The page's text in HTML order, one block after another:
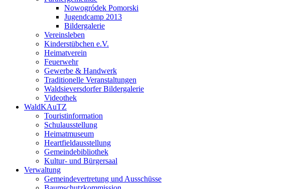
Nowogródek Pomorski
Jugendcamp 2013
Bildergalerie
Vereinsleben
Kinderstübchen e.V.
Heimatverein
Feuerwehr
Gewerbe & Handwerk
Traditionelle Veranstaltungen
Waldsieversdorfer Bildergalerie
Videothek
WaldKAuTZ
Touristinformation
Schulausstellung
Heimatmuseum
Heartfieldausstellung
Gemeindebibliothek
Kultur- und Bürgersaal
Verwaltung
Gemeindevertretung und Ausschüsse